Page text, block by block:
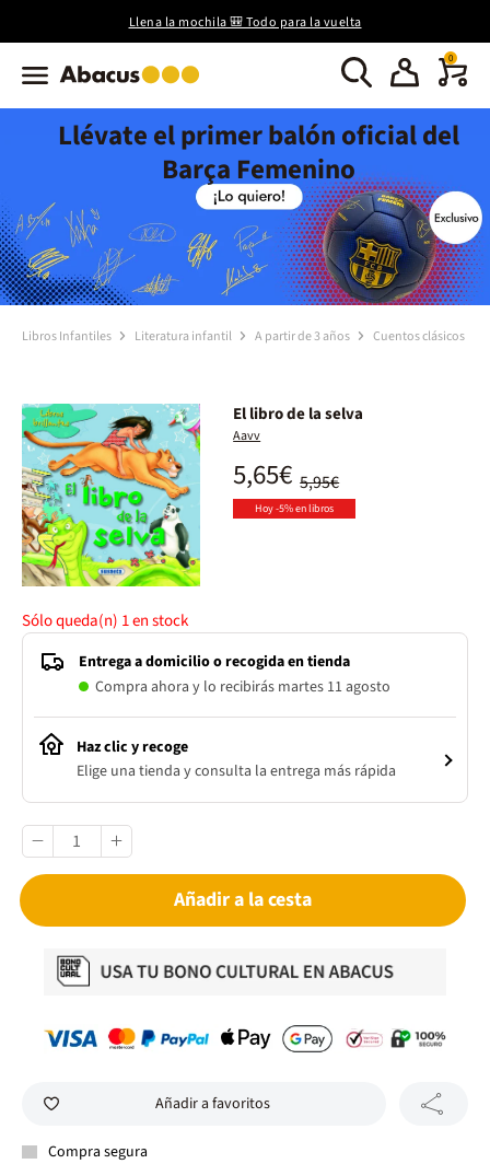
Llena la mochila 🎒 Todo para la vuelta
0
Llévate el primer balón oficial del
Barça Femenino
Libros Infantiles Literatura infantil A partir de 3 años Cuentos clásicos
El libro de la selva
Aavv
5,95€
5,65€
Hoy -5% en libros
Sólo queda(n) 1en stock
Entrega a domicilio o recogida en tienda
Compra ahora y lo recibirás martes 11 agosto
Haz clic y recoge
Elige una tienda y consulta la entrega más rápida
Añadir a la cesta
Añadir a favoritos
Compra segura